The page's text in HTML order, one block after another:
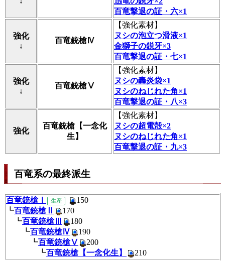
百竜撃退の証・六×1
強化
↓
百竜銃槍Ⅳ
【強化素材】
ヌシの泡立つ滑液×1
金獅子の鋭牙×3
百竜撃退の証・七×1
強化
↓
百竜銃槍Ⅴ
【強化素材】
ヌシの轟炎袋×1
ヌシのねじれた角×1
百竜撃退の証・八×3
強化
百竜銃槍【一念化
生】
【強化素材】
ヌシの超電殻×2
ヌシのねじれた角×1
百竜撃退の証・九×3
百竜系の最終派生
百竜銃槍Ⅰ 生産
150
┗百竜銃槍Ⅱ
170
┗百竜銃槍Ⅲ
180
┗百竜銃槍Ⅳ
190
┗百竜銃槍Ⅴ
200
┗百竜銃槍【一念化生】 210